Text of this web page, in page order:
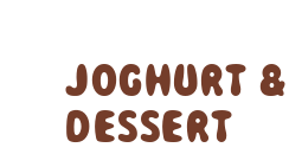
JOGHURT &
DESSERT